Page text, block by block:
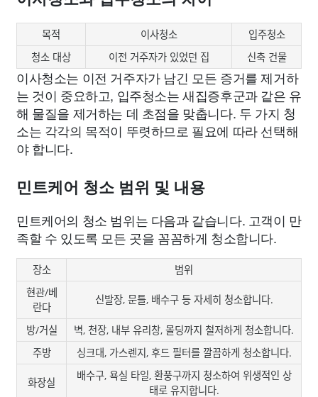
목적 이사청소
입주청소
청소 대상
이전 거주자가 있었던 집 신축 건물
이사청소는 이전 거주자가 남긴 모든 증거를 제거하
는 것이 중요하고, 입주청소는 새집증후군과 같은 유
해 물질을 제거하는 데 초점을 맞춥니다. 두 가지 청
소는 각각의 목적이 뚜렷하므로 필요에 따라 선택해
야 합니다.
민트케어 청소 범위 및 내용
민트케어의 청소 범위는 다음과 같습니다. 고객이 만
족할 수 있도록 모든 곳을 꼼꼼하게 청소합니다.
장소
범위
현관/베
란다
신발장, 문틀, 배수구 등 자세히 청소합니다.
방/거실
벽, 천장, 내부 유리창, 몰딩까지 철저하게 청소합니다.
주방
싱크대, 가스렌지, 후드 필터를 깔끔하게 청소합니다.
화장실
배수구, 욕실 타일, 환풍구까지 청소하여 위생적인 상
태로 유지합니다.